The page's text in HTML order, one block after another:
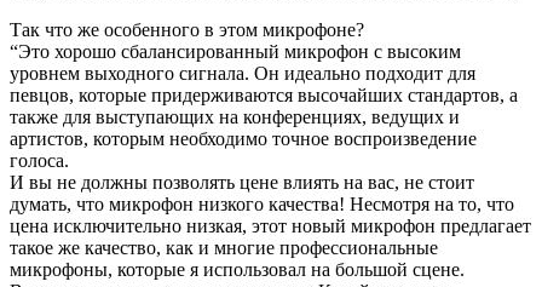
Так что же особенного в этом микрофоне?
“Это хорошо сбалансированный микрофон с высоким
уровнем выходного сигнала. Он идеально подходит для
певцов, которые придерживаются высочайших стандартов, а
также для выступающих на конференциях, ведущих и
артистов, которым необходимо точное воспроизведение
голоса.
И вы не должны позволять цене влиять на вас, не стоит
думать, что микрофон низкого качества! Несмотря на то, что
цена исключительно низкая, этот новый микрофон предлагает
такое же качество, как и многие профессиональные
микрофоны, которые я использовал на большой сцене.